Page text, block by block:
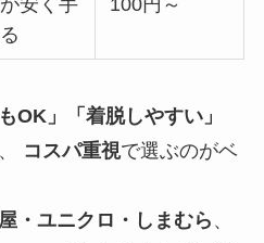
安く手
100円～
OK」「着脱しやすい」
コスパ重視で選ぶのがベ
・ユニクロ・しまむら 、